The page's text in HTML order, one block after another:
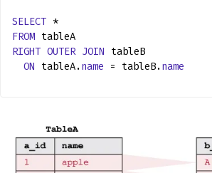
SELECT *
FROM tableA
RIGHT OUTER JOIN tableB
ON tableA.name = tableB.name